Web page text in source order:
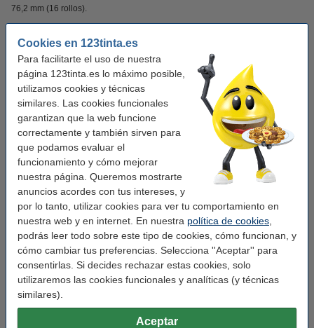
Cookies en 123tinta.es
Para facilitarte el uso de nuestra
página 123tinta.es lo máximo posible,
utilizamos cookies y técnicas
similares. Las cookies funcionales
garantizan que la web funcione
correctamente y también sirven para
que podamos evaluar el
funcionamiento y cómo mejorar
nuestra página. Queremos mostrarte
anuncios acordes con tus intereses, y
por lo tanto, utilizar cookies para ver tu comportamiento en
nuestra web y en internet. En nuestra política de cookies
podrás leer todo sobre este tipo de cookies, cómo funcionan, y
cómo cambiar tus preferencias. Selecciona ''Aceptar'' para
consentirlas. Si decides rechazar estas cookies, solo
utilizaremos las cookies funcionales y analíticas (y técnicas
similares).
Aceptar
76,2 mm (16 rollos).
¡Verás la diferencia en tu cartera!
Este producto marca 123tinta incluye garantía del 100%. 1-2-3 ¡sin preocupaciones!.
Características
Tipo de impresora: transferencia térmica directa
Marca: 123tinta
Etiquetas por rollo:: 200
Núcleo mm: 19 mm
Medidas: 101,6 x 76,2 mm (AnxAl)
Tipo: 2000D
Cantidad: